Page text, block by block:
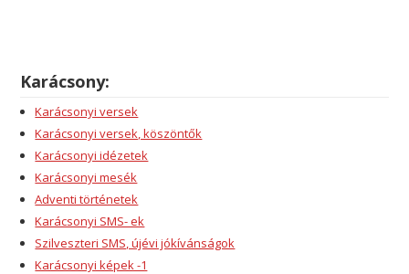
Karácsony:
Karácsonyi versek
Karácsonyi versek, köszöntők
Karácsonyi idézetek
Karácsonyi mesék
Adventi történetek
Karácsonyi SMS- ek
Szilveszteri SMS, újévi jókívánságok
Karácsonyi képek -1